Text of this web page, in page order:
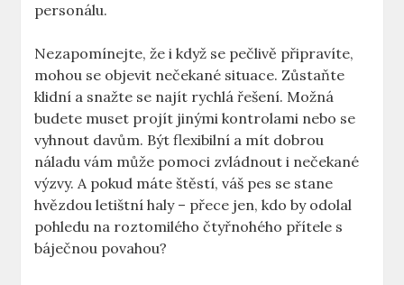
personálu.
Nezapomínejte, že i když se pečlivě připravíte,
mohou se objevit nečekané situace. Zůstaňte
klidní a snažte se najít rychlá řešení. Možná
budete muset projít jinými kontrolami nebo se
vyhnout davům. Být flexibilní a mít dobrou
náladu vám může pomoci zvládnout i nečekané
výzvy. A pokud máte štěstí, váš pes se stane
hvězdou letištní haly – přece jen, kdo by odolal
pohledu na roztomilého čtyřnohého přítele s
báječnou povahou?